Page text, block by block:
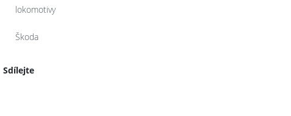
lokomotivy
Škoda
Sdílejte